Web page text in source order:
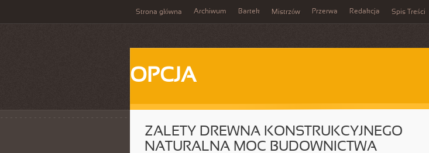
Strona główna Archiwum Bartek Mistrzów Przerwa Redakcja Spis Treści
OPCJA
ZALETY DREWNA KONSTRUKCYJNEGO –
NATURALNA MOC BUDOWNICTWA